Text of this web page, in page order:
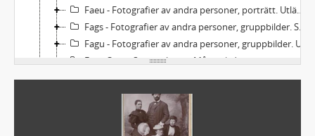
Faeu - Fotografier av andra personer, porträtt. Utländska
Fags - Fotografier av andra personer, gruppbilder. Svenska
Fagu - Fotografier av andra personer, gruppbilder. Utländska
Fos - Orter: Sverige (utom Mårbacka)
Fom - Orter: Sverige - Mårbacka
Fou - Orter: Utlandet
Fbl - Fotografier: Blandat, svenska respektive utländska
Ft - Fotografier från teaterföreställningar. Svenska respektive utländska